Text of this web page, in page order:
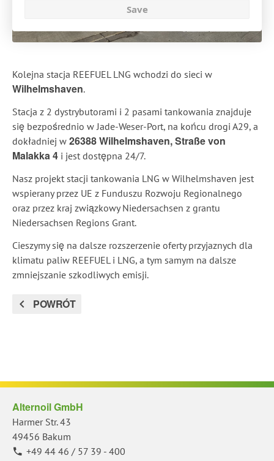
Kolejna stacja REEFUEL LNG wchodzi do sieci w
Wilhelmshaven.
Stacja z 2 dystrybutorami i 2 pasami tankowania znajduje
się bezpośrednio w Jade-Weser-Port, na końcu drogi A29, a
dokładniej w 26388 Wilhelmshaven, Straße von
Malakka 4 i jest dostępna 24/7.
Nasz projekt stacji tankowania LNG w Wilhelmshaven jest
wspierany przez UE z Funduszu Rozwoju Regionalnego
oraz przez kraj związkowy Niedersachsen z grantu
Niedersachsen Regions Grant.
Cieszymy się na dalsze rozszerzenie oferty przyjaznych dla
klimatu paliw REEFUEL i LNG, a tym samym na dalsze
zmniejszanie szkodliwych emisji.
POWRÓT
Alternoil GmbH
Harmer Str. 43
49456 Bakum
+49 44 46 / 57 39 - 400
Save